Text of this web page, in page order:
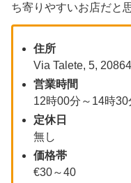
ち寄りやすいお店だと
住所
Via Talete, 5,
営業時間
12時00分～14時
定休日
無し
価格帯
€30～40